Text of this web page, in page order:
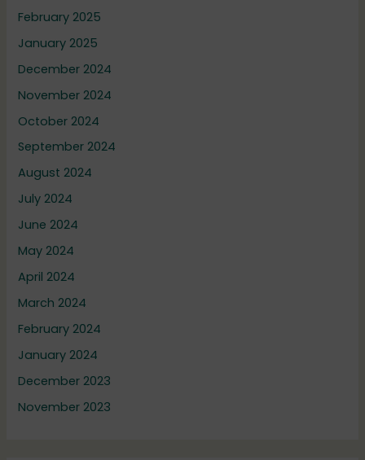
February 2025
January 2025
December 2024
November 2024
October 2024
September 2024
August 2024
July 2024
June 2024
May 2024
April 2024
March 2024
February 2024
January 2024
December 2023
November 2023